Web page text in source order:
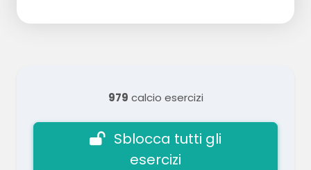
979 calcio esercizi
Sblocca tutti gli
esercizi